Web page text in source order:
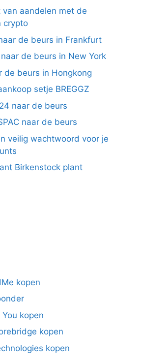
van aandelen met de
crypto
de beurs in Frankfurt
de beurs in New York
de beurs in Hongkong
setje BREGGZ
naar de beurs
naar de beurs
veilig wachtwoord voor je
Birkenstock plant
kopen
kopen
kopen
kopen